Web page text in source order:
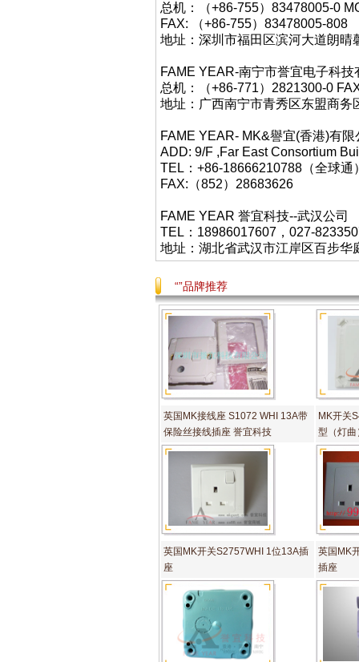
总机：（+86-755）83478005-0
FAX: （+86-755）83478005-808
地址：深圳市福田区滨河大道朗晴
FAME YEAR-南宁市誉宜电子科
总机：（+86-771）2821300-0
地址：广西南宁市青秀区东盟商
FAME YEAR- MK&譽宜(香港)有
ADD: 9/F ,Far East Consortium
TEL：+86-18666210788（全球
FAX:（852）28683626
FAME YEAR 誉宜科技--武汉公司
TEL：18986017607，027-
地址：湖北省武汉市江岸区百步华
“”品牌推荐
英国MK接线座 S1072 WHI 13A带
保险丝接线插座 誉宜科技
MK开关
型（灯曲
英国MK开关S2757WHI 1位13A插
座
英国MK
插座